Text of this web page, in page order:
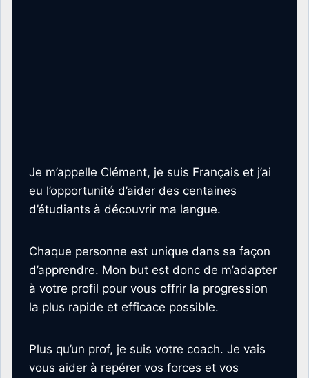
Je m’appelle Clément, je suis Français et j’ai
eu l’opportunité d’aider des centaines
d’étudiants à découvrir ma langue.
Chaque personne est unique dans sa façon
d’apprendre. Mon but est donc de m’adapter
à votre profil pour vous offrir la progression
la plus rapide et efficace possible.
Plus qu’un prof, je suis votre coach. Je vais
vous aider à repérer vos forces et vos